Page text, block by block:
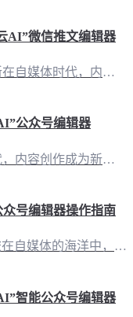
AI”微信推文编辑器
一、创作新篇章：AI赋能下的内容革新在自媒体时代，内容创作是吸引关注、传递价值的关键。而“有一云AI”作为一款创新型AI智能写作+排版软件，正引领着这一领域的革新。它不仅解放了创作者的双手，更提升了内容创作的效率和质量。 二、排版美学：千款皮肤，定制你的视觉盛宴在内容排版方面，“有一云AI”提供了包含标题、内容、图文、分隔、引导五大类的数千款装修皮肤。无论是追求简洁大方的风格，还是偏爱华丽细腻的
公众号编辑器
一、AI赋能，创作新境界在数字化时代，内容创作成为新媒体运营的核心。而“有一云AI”公众号编辑器，以其独特的AI智能技术，为自媒体创作者开辟了一条全新的创作路径。这款软件不仅简化了创作流程，更提升了内容质量，让创意与技术的融合成为可能。 二、排版之美，一触即达好的排版是内容呈现的灵魂。在“有一云AI”中，创作者可以轻松驾驭数千款装修皮肤，涵盖标题、内容、图文、分隔、引导等五大类，每一款都独具匠心
号编辑器操作指南
一、轻松驾驭：开启高效内容创作之旅在自媒体的海洋中，每一次创作都如同一场思想的航行。而“有一云AI”公众号编辑器，正是您航行的指南针，助您在创意的海洋中轻松驾驭，高效创作。 二、多平台兼容：一应俱全的编辑工具“有一云AI”不仅支持公众号，还覆盖了头条号、小红书、百家号、知乎等众多自媒体平台。这意味着，无论您在哪个平台，都能享受到“有一云AI”带来的便捷服务。 三、内容排版：千款皮肤，个性定制在内
智能公众号编辑器